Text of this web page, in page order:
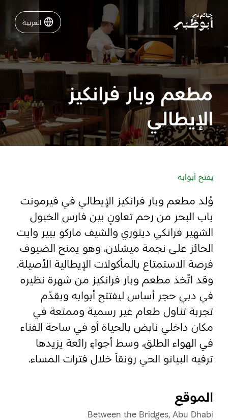
العربية
العربية
نشاطات لا تفوّتها في أبوظبي
دليلك لأبوظبي
فعاليات
تسجيل الدخول مسارات
رسم خريطة
أبو ظبي
منطقة العين
منطقة الظفرة
مركز أبوظبي الوطني للمعارض والمؤتمرات
مطعم وبار فرانكيز
الإيطالي
يفتح أبوابه
وُلد مطعم وبار فرانكيز الإيطالي في فيرمونت
باب البحر من رحم تعاونٍ بين فارس الخيول
الشهير فرانكي ديتوري والشيف ماركو بيير وايت
الحائز على نجمة ميشلان، وهو يمنح الضيوف
فرصة الاستمتاع بالمأكولات الإيطالية الأصيلة.
وقد اتّخذ مطعم وبار فرانكيز من شهرة نظيره
في دبي حجر أساس ليفتتح أبوابه ويقدّم
تجربة تناول طعام غير رسمية وممتعة في
مكان داخلي نابض بالحياة أو في ساحة الفناء
في الهواء الطلق، وسط أجواءٍ رائعة يزيدها
ترفيه البيانو الحي رونقاً خلال فترات المساء.
الموقع
Between the Bridges, Abu Dhabi